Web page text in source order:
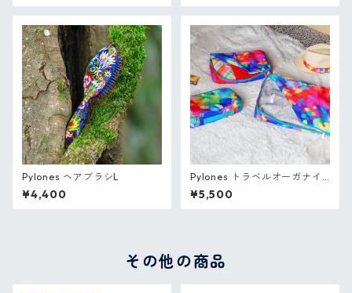
Pylones ヘアブラシL
¥4,400
Pylones トラベルオーガナイ
ザー3個セット
¥5,500
その他の商品